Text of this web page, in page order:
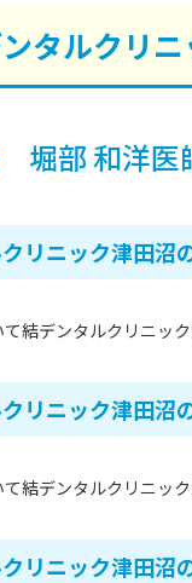
タルクリ
堀部 和洋医
リニック津田沼
結デンタルクリニッ
リニック津田沼
結デンタルクリニッ
リニック津田沼